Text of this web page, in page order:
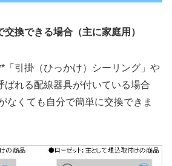
換できる場合（主に家庭用）
「引掛（ひっかけ）シーリング」や
ばれる配線器具が付いている場合
なくても自分で簡単に交換できま